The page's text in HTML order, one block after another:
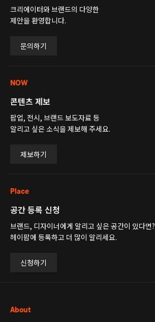
크리에이터와 브랜드의 다양한
제안을 환영합니다.
문의하기
NOW
콘텐츠 제보
팝업, 전시, 브랜드 보도자료 등
알리고 싶은 소식을 제보해 주세요.
제보하기
Place
공간 등록 신청
브랜드, 디자이너에게 알리고 싶은 공간이 있다면?
헤이팝에 등록하고 더 많이 알리세요.
신청하기
About